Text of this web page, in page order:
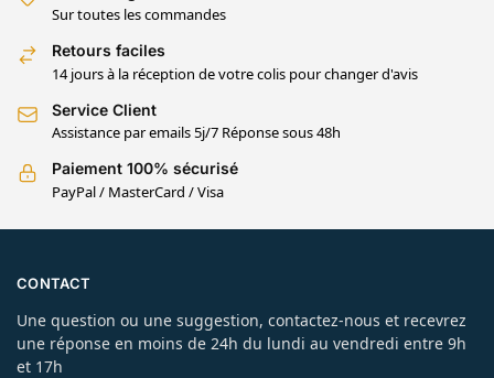
Sur toutes les commandes
Retours faciles
14 jours à la réception de votre colis pour changer d'avis
Service Client
Assistance par emails 5j/7 Réponse sous 48h
Paiement 100% sécurisé
PayPal / MasterCard / Visa
CONTACT
Une question ou une suggestion, contactez-nous et recevrez
une réponse en moins de 24h du lundi au vendredi entre 9h
et 17h